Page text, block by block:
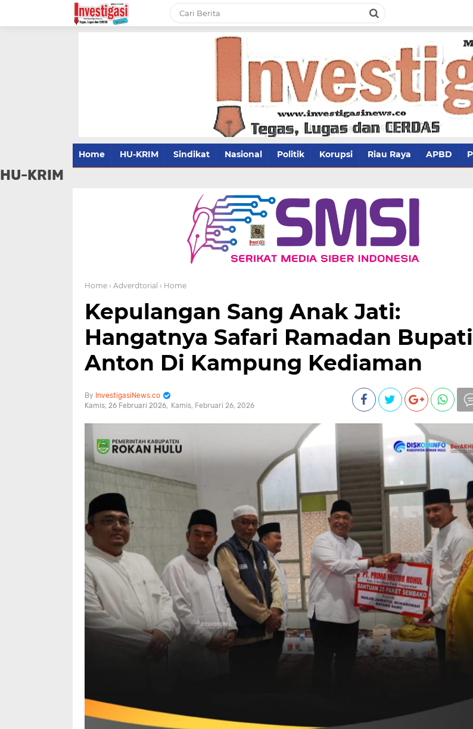
Home HU-KRIM Sindikat Nasional Politik Korupsi Riau Raya APBD
HU-KRIM
Home › Adverdtorial › Home
Kepulangan Sang Anak Jati:
Hangatnya Safari Ramadan Bupati
Anton Di Kampung Kediaman
InvestigasiNews.co
Kamis, 26 Februari 2026
Kamis, Februari 26, 2026